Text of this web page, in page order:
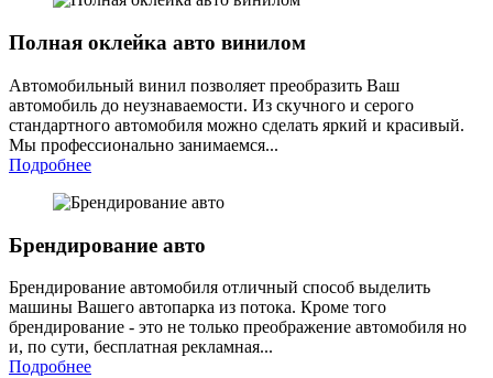
Полная оклейка авто винилом
Автомобильный винил позволяет преобразить Ваш
автомобиль до неузнаваемости. Из скучного и серого
стандартного автомобиля можно сделать яркий и красивый.
Мы профессионально занимаемся...
Подробнее
Брендирование авто
Брендирование автомобиля отличный способ выделить
машины Вашего автопарка из потока. Кроме того
брендирование - это не только преображение автомобиля но
и, по сути, бесплатная рекламная...
Подробнее